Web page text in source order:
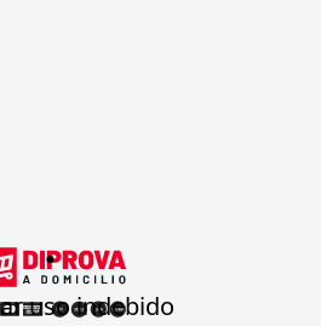
.
uso indebido